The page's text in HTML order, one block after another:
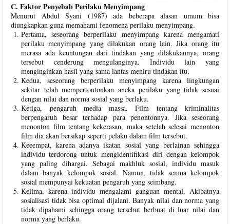
C. Faktor Penyebab Perilaku Menyimpang
Menurut Abdul Syani (1987) ada beberapa alasan umum bisa
diungkapkan guna memahami fenomena perilaku menyimpang.
Pertama, seseorang berperilaku menyimpang karena mengamati
perilaku menyimpang yang dilakukan orang lain. Jika orang itu
merasa ada keuntungan dari tindakan yang dilakukannya, orang
tersebut cenderung mengulanginya. Individu lain yang
menginginkan hasil yang sama lantas meniru tindakan itu.
Kedua, seseorang berperilaku menyimpang karena lingkungan
sekitar telah mempertontonkan aneka perilaku yang tidak sesuai
dengan nilai dan norma sosial yang berlaku.
Ketiga, pengaruh media massa. Film tentang kriminalitas
berpengaruh besar terhadap para penontonnya. Jika seseorang
menonton film tentang kekerasan, maka setelah selesai menonton
film dia akan bersikap seperti pelaku dalam film tersebut.
Keeempat, karena adanya ikatan sosial yang berlainan sehingga
individu terdorong untuk mengidentifikasi diri dengan kelompok
yang paling dihargai. Sebagai makhluk sosial, individu masuk
dalam banyak kelompok sosial. Namun, tidak semua kelompok
sosial mempunyai kekuatan pengaruh yang seimbang.
Kelima, karena individu mengalami ganguan mental. Akibatnya
sosialisasi tidak bisa optimal dijalani. Banyak nilai dan norma yang
tidak dipahami sehingga orang tersebut berbuat di luar nilai dan
norma yang berlaku.